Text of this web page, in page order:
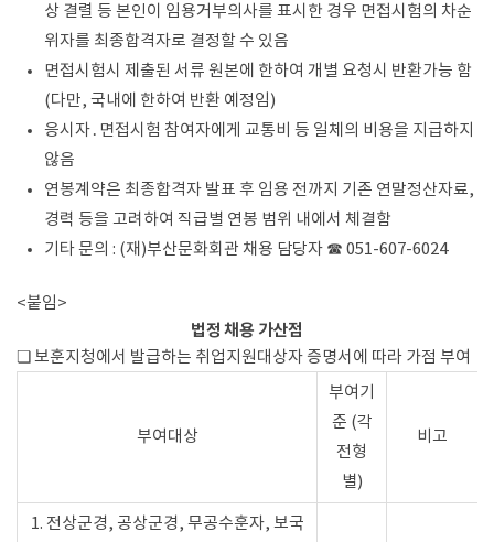
상 결렬 등 본인이 임용거부의사를 표시한 경우 면접시험의 차순
위자를 최종합격자로 결정할 수 있음
면접시험시 제출된 서류 원본에 한하여 개별 요청시 반환가능 함
(다만, 국내에 한하여 반환 예정임)
응시자․면접시험 참여자에게 교통비 등 일체의 비용을 지급하지
않음
연봉계약은 최종합격자 발표 후 임용 전까지 기존 연말정산자료,
경력 등을 고려하여 직급별 연봉 범위 내에서 체결함
기타 문의 : (재)부산문화회관 채용 담당자 ☎ 051-607-6024
<붙임>
법정 채용 가산점
❏ 보훈지청에서 발급하는 취업지원대상자 증명서에 따라 가점 부여
부여대상
부여기
준 (각
전형
별)
비고
1. 전상군경, 공상군경, 무공수훈자, 보국